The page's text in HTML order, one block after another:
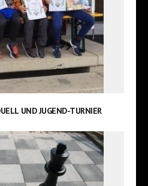
UND JUGEND-TURNIER